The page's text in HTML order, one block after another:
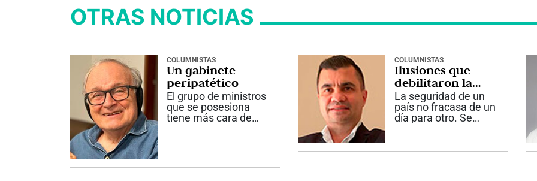
OTRAS NOTICIAS
COLUMNISTAS
Un gabinete
peripatético
El grupo de ministros
que se posesiona
tiene más cara de
Los hay para todos
COLUMNISTAS
Ilusiones que
debilitaron la
seguridad
La seguridad de un
país no fracasa de un
día para otro. Se
decisiones de